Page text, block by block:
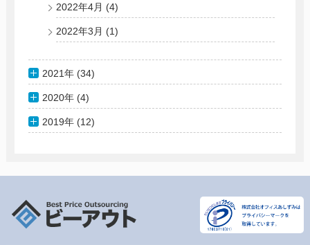
2022年4月 (4)
2022年3月 (1)
2021年 (34)
2020年 (4)
2019年 (12)